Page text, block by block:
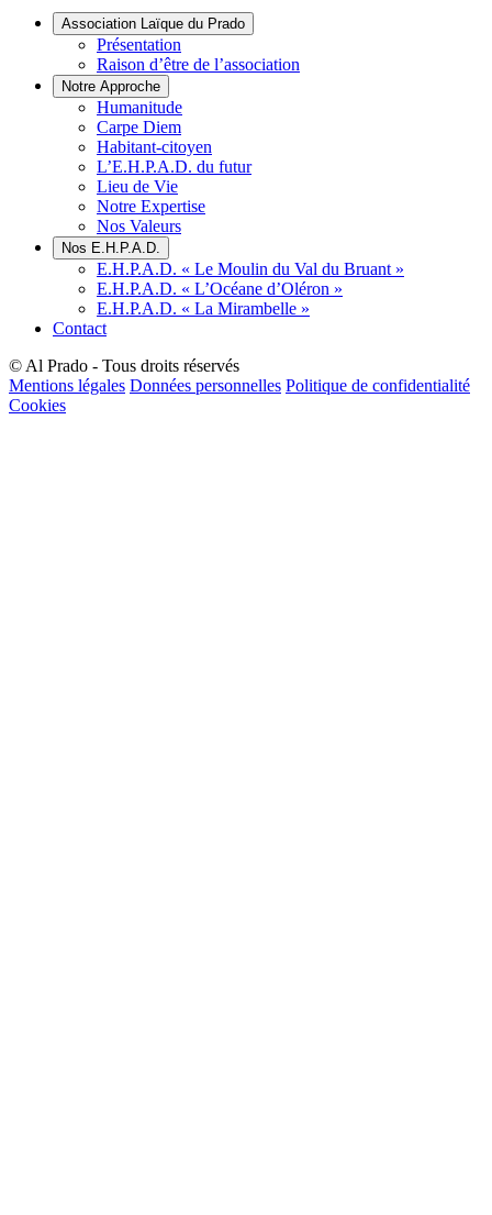
Association Laïque du Prado
Présentation
Raison d’être de l’association
Notre Approche
Humanitude
Carpe Diem
Habitant-citoyen
L’E.H.P.A.D. du futur
Lieu de Vie
Notre Expertise
Nos Valeurs
Nos E.H.P.A.D.
E.H.P.A.D. « Le Moulin du Val du Bruant »
E.H.P.A.D. « L’Océane d’Oléron »
E.H.P.A.D. « La Mirambelle »
Contact
© Al Prado - Tous droits réservés
Mentions légales Données personnelles Politique de confidentialité
Cookies